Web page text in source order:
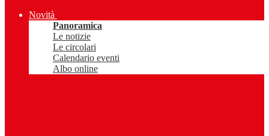
Novità
Panoramica
Le notizie
Le circolari
Calendario eventi
Albo online